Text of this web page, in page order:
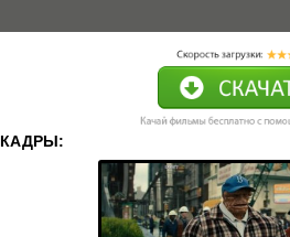
КАДРЫ: